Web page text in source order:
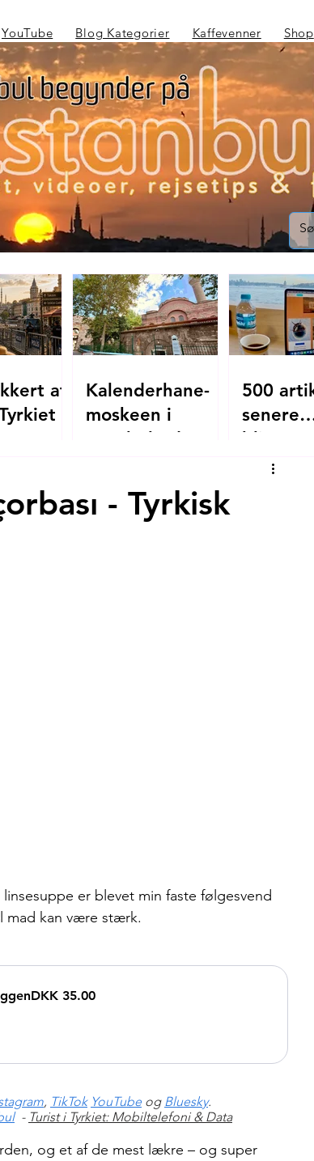
YouTube Blog Kategorier Kaffevenner Shop
at
i
Kalenderhane-
moskeen i
Istanbul - den
byzantinske
kirke, der blev
500
bliver
- Tyrkisk
er blevet min faste følgesvend
mad kan være stærk.
DKK 35.00
, TikTok YouTube og Bluesky.
- Turist i Tyrkiet: Mobiltelefoni & Data
og et af de mest lækre – og super